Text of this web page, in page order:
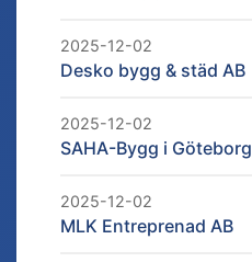
2025-12-02
Desko bygg & städ AB
2025-12-02
SAHA-Bygg i
2025-12-02
MLK Entreprenad AB